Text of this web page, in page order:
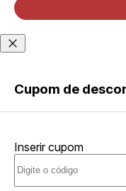
CRIAR
CONTA
entrega podem
variar de acordo
com a região
Cupom de
Inserir cupom